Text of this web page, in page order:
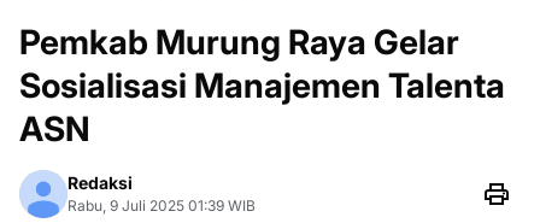
Pemkab Murung Raya Gelar
Sosialisasi Manajemen Talenta
ASN
Redaksi
Rabu, 9 Juli 2025 01:39 WIB